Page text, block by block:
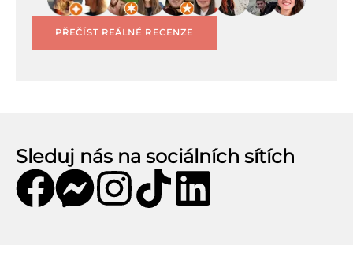
PŘEČÍST REÁLNÉ RECENZE
Sleduj nás na sociálních sítích